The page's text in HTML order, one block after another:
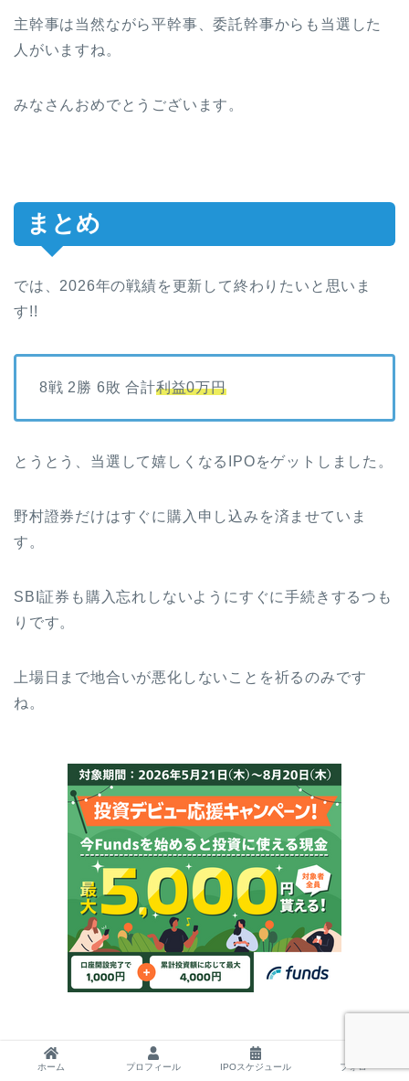
主幹事は当然ながら平幹事、委託幹事からも当選した
人がいますね。
みなさんおめでとうございます。
まとめ
では、2026年の戦績を更新して終わりたいと思いま
す!!
8戦 2勝 6敗 合計利益0万円
とうとう、当選して嬉しくなるIPOをゲットしました。
野村證券だけはすぐに購入申し込みを済ませていま
す。
SBI証券も購入忘れしないようにすぐに手続きするつも
りです。
上場日まで地合いが悪化しないことを祈るのみです
ね。
ホーム プロフィール IPOスケジュール フォロー